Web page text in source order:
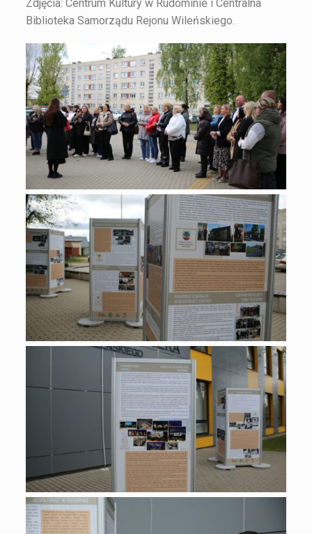
Zdjęcia: Centrum Kultury w Rudominie i Centralna
Biblioteka Samorządu Rejonu Wileńskiego.